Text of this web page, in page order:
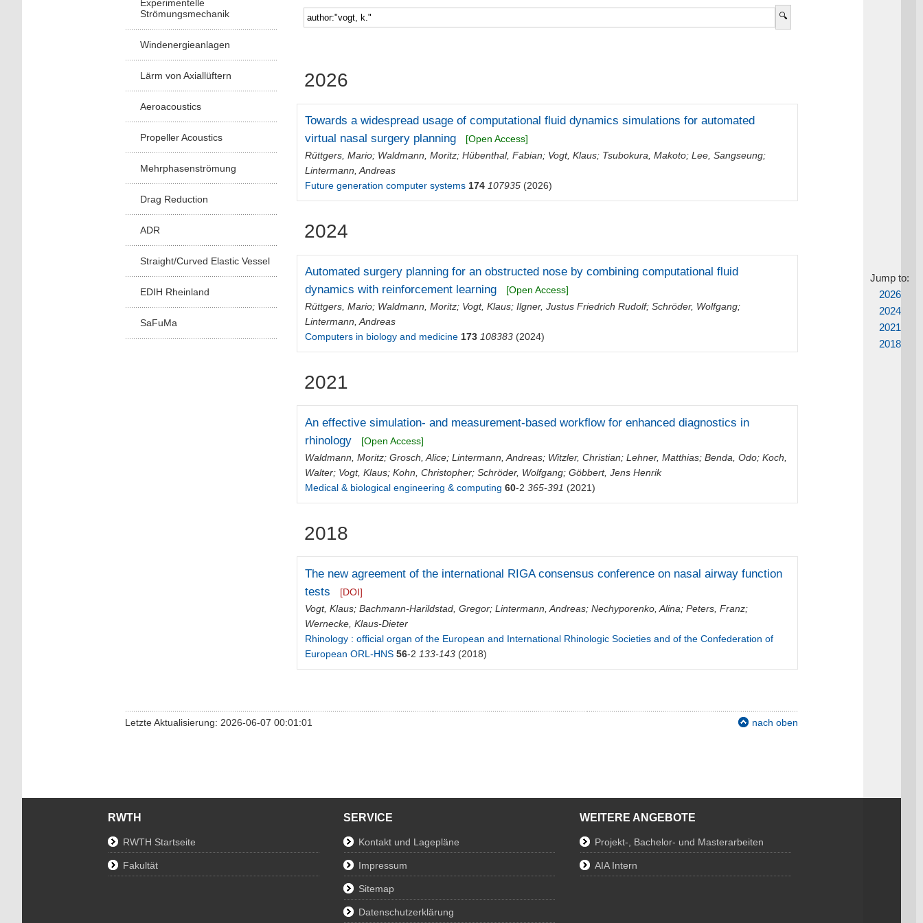
Experimentelle
Strömungsmechanik
Windenergieanlagen
Lärm von Axiallüftern
Aeroacoustics
Propeller Acoustics
Mehrphasenströmung
Drag Reduction
ADR
Straight/Curved Elastic Vessel
EDIH Rheinland
SaFuMa
Jump to:
2026
2024
2021
2018
2026
Towards a widespread usage of computational fluid dynamics simulations for automated
virtual nasal surgery planning
[Open Access]
Rüttgers, Mario; Waldmann, Moritz;Hübenthal, Fabian; Vogt, Klaus; Tsubokura, Makoto;Lee, Sangseung;
Lintermann, Andreas
Future generation computer systems 174 107935 (2026)
2024
Automated surgery planning for an obstructed nose by combining computational fluid
dynamics with reinforcement learning
[Open Access]
Rüttgers, Mario; Waldmann, Moritz; Vogt, Klaus;Ilgner, Justus Friedrich Rudolf;Schröder, Wolfgang;
Lintermann, Andreas
Computers in biology and medicine 173 108383 (2024)
2021
An effective simulation- and measurement-based workflow for enhanced diagnostics in
rhinology
[Open Access]
Waldmann, Moritz;Grosch, Alice;Lintermann, Andreas; Witzler, Christian;Lehner, Matthias;Benda, Odo;Koch,
Walter; Vogt, Klaus;Kohn, Christopher;Schröder, Wolfgang;Göbbert, Jens Henrik
Medical & biological engineering & computing 60-2 365-391 (2021)
2018
The new agreement of the international RIGA consensus conference on nasal airway function
tests
[DOI]
Vogt, Klaus;Bachmann-Harildstad, Gregor;Lintermann, Andreas;Nechyporenko, Alina;Peters, Franz;
Wernecke, Klaus-Dieter
Rhinology : official organ of the European and International Rhinologic Societies and of the Confederation of
European ORL-HNS 56-2 133-143 (2018)
Letzte Aktualisierung: 2026-06-07 00:01:01 nach oben
RWTH
RWTH Startseite
Fakultät
SERVICE
Kontakt und Lagepläne
Impressum
Sitemap
Datenschutzerklärung
WEITERE ANGEBOTE
Projekt-, Bachelor- und Masterarbeiten
AIA Intern